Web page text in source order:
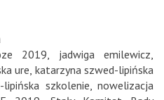
2019, jadwiga emilewicz,
ure, katarzyna szwed-lipińska
szkolenie, nowelizacja